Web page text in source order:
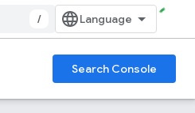
/
Search Console